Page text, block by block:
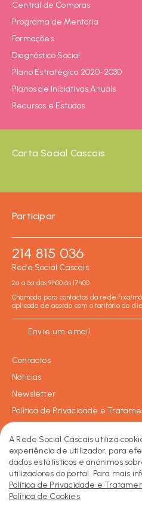
Central de Compras
Programa de Mentoria
Formações
Diagnóstico Social
Plano Estratégico 2020-2030
Planos de Iniciativas Anuais
Recursos e Estudos
Carta Social Cascais
Participar
214 815 036
Rede Social Cascais
2ª a 6ª das 9h00 às 17h00
Chamada para contactos da rede fixa/
aplicado de acordo com o tarifário do
Envie um email
Contactos
Notícias
Newsletter
Política de Privacidade e
2026 © Rede Social de Cascais •
Made by KOBU
Facebook
Instagram
LinkedIn
A Rede Social Cascais utiliza
experiência de utilizador, para
dados estatísticos e anónimos
utilizadores do portal. Para mais
Política de Privacidade e
Política de Cookies.